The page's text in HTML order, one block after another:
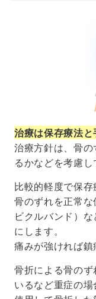
治療は保存療法と
治療方針は、骨
るかなどを考慮し
比較的軽度で保存
骨のずれを正常
ビクルバンド）
にします。
痛みが強ければ鎮
骨折による骨の
いるなど重症の